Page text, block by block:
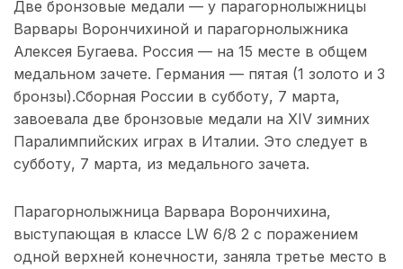
Две бронзовые медали — у парагорнолыжницы
Варвары Ворончихиной и парагорнолыжника
Алексея Бугаева. Россия — на 15 месте в общем
медальном зачете. Германия — пятая (1 золото и 3
бронзы).Сборная России в субботу, 7 марта,
завоевала две бронзовые медали на XIV зимних
Паралимпийских играх в Италии. Это следует в
субботу, 7 марта, из медального зачета.
Парагорнолыжница Варвара Ворончихина,
выступающая в классе LW 6/8 2 с поражением
одной верхней конечности, заняла третье место в